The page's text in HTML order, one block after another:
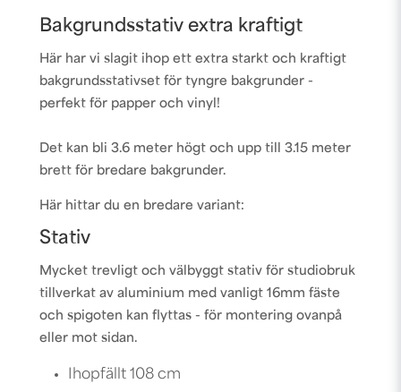
Bakgrundsstativ extra kraftigt
Här har vi slagit ihop ett extra starkt och kraftigt
bakgrundsstativset för tyngre bakgrunder -
perfekt för papper och vinyl!
Det kan bli 3.6 meter högt och upp till 3.15 meter
brett för bredare bakgrunder.
Här hittar du en bredare variant:
Stativ
Mycket trevligt och välbyggt stativ för studiobruk
tillverkat av aluminium med vanligt 16mm fäste
och spigoten kan flyttas - för montering ovanpå
eller mot sidan.
Ihopfällt 108 cm